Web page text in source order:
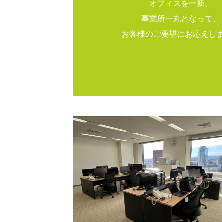
オフィスを一新。
事業所一丸となって、
お客様のご要望にお応えし